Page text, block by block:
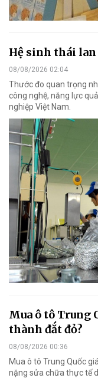
Hệ sinh thái lan
08/08/2026 02:04
Thước đo quan trọng
công nghệ, năng lực
nghiệp Việt Nam.
Mua ô tô Trung
thành đắt đỏ?
08/08/2026 00:36
Mua ô tô Trung Quốc
nặng sửa chữa thực tế